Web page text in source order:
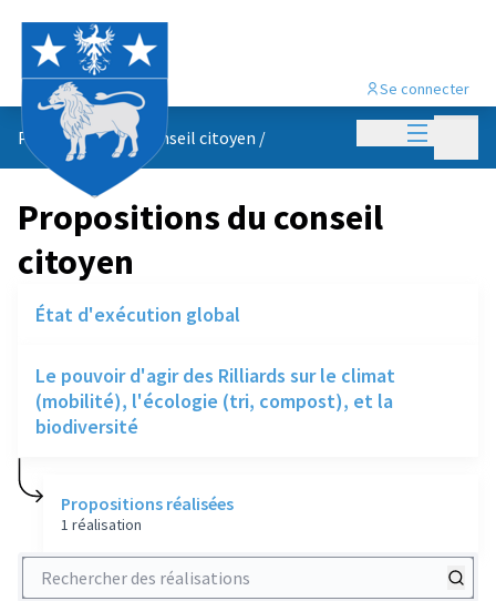
Menu
Se connecter
Propositions du conseil citoyen /
Propositions du conseil
citoyen
État d'exécution global
Le pouvoir d'agir des Rilliards sur le climat
(mobilité), l'écologie (tri, compost), et la
biodiversité
Propositions réalisées
1 réalisation
Rechercher des réalisations